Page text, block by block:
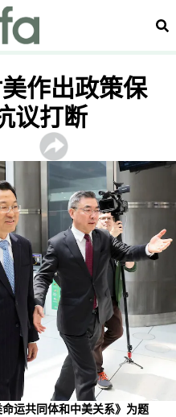
搜
作出政策保
议打断
运共同体和中美关系》为题